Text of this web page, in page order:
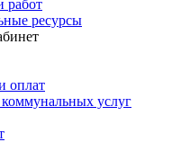
работ
ресурсы
оплат
услуг